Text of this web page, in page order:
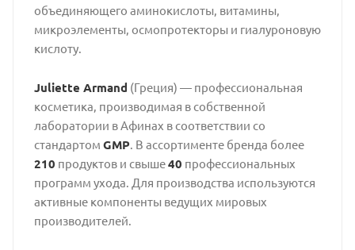
объединяющего аминокислоты, витамины,
микроэлементы, осмопротекторы и гиалуроновую
кислоту.
Juliette Armand (Греция) — профессиональная
косметика, производимая в собственной
лаборатории в Афинах в соответствии со
стандартом GMP. В ассортименте бренда более
210 продуктов и свыше40 профессиональных
программ ухода. Для производства используются
активные компоненты ведущих мировых
производителей.